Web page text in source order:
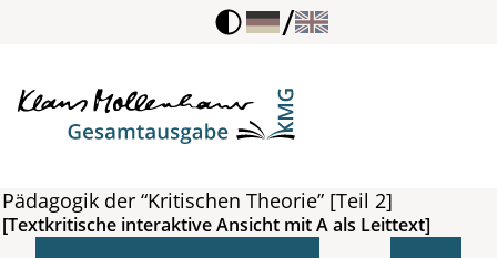
/
Pädagogik der “Kritischen Theorie” [Teil 2]
[Textkritische interaktive Ansicht mit A als Leittext]